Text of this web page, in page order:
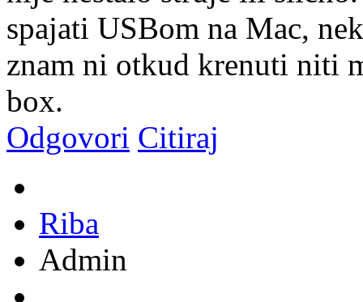
spajati USBom na Mac,
znam ni otkud krenuti niti
box.
Odgovori Citiraj
Riba
Admin